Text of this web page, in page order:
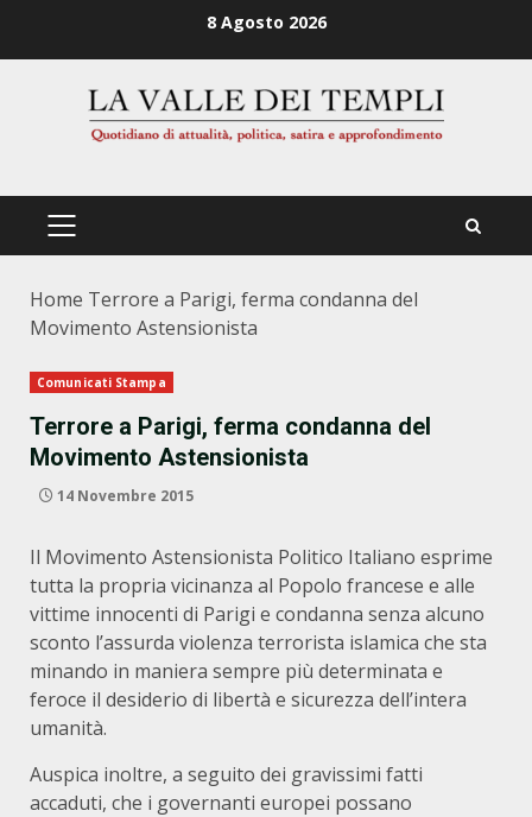
8 Agosto 2026
PRIMÄRES
Home Terrore a Parigi, ferma condanna del
Movimento Astensionista
Comunicati Stampa
Terrore a Parigi, ferma condanna del
Movimento Astensionista
14 Novembre 2015
Il Movimento Astensionista Politico Italiano esprime
tutta la propria vicinanza al Popolo francese e alle
vittime innocenti di Parigi e condanna senza alcuno
sconto l’assurda violenza terrorista islamica che sta
minando in maniera sempre più determinata e
feroce il desiderio di libertà e sicurezza dell’intera
umanità.
Auspica inoltre, a seguito dei gravissimi fatti
accaduti, che i governanti europei possano